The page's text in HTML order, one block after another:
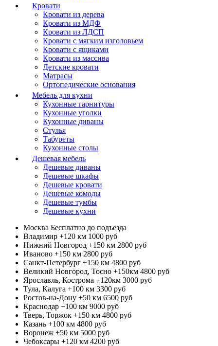
Кровати
Кровати из дерева
Кровати из МДФ
Кровати из ЛДСП
Кровати с мягким изголовьем
Кровати с ящиками
Кровати из массива
Детские кровати
Матрасы
Ортопедические основания
Мебель для кухни
Кухонные гарнитуры
Кухонные уголки
Кухонные диваны
Стулья
Табуреты
Кухонные столы
Дешевая мебель
Дешевые диваны
Дешевые шкафы
Дешевые кровати
Дешевые комоды
Дешевые тумбы
Дешевые кухни
Москва Бесплатно до подъезда
Владимир +120 км 1000 руб
Нижний Новгород +150 км 2800 руб
Иваново +150 км 2800 руб
Санкт-Петербург +150 км 4800 руб
Великий Новгород, Тосно +150км 4800 руб
Ярославль, Кострома +120км 3000 руб
Тула, Калуга +100 км 3300 руб
Ростов-на-Дону +50 км 6500 руб
Краснодар +100 км 9000 руб
Тверь, Торжок +150 км 4800 руб
Казань +100 км 4800 руб
Воронеж +50 км 5000 руб
Чебоксары +120 км 4200 руб